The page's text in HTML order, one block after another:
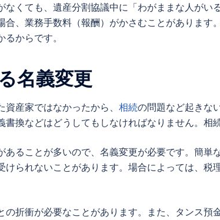
なくても、遺産分割協議中に「わがままな人がい
合、業務手数料（報酬）がかさむことがあります。
からです。
名義変更
資産家ではなかったから、 相続の問題など起きな
書換などはどうしてもしなければなりません。相
あることが多いので、名義変更が必要です。簡単
けられないことがあります。場合によっては、税
の折衝が必要なことがあります。また、タンス預